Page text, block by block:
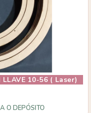
LLAVE 10-56 ( Laser)
O DEPÓSITO